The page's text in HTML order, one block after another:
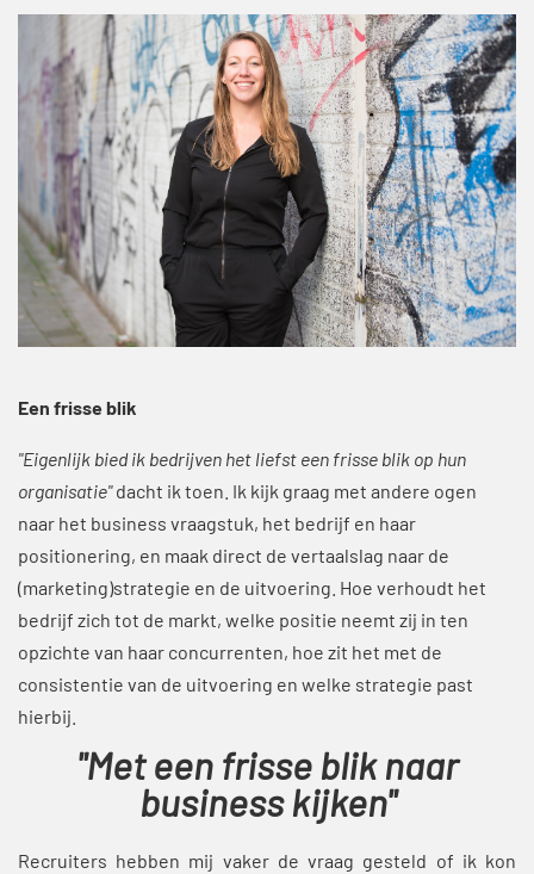
Een frisse blik
"Eigenlijk bied ik bedrijven het liefst een frisse blik op hun
organisatie"dacht ik toen. Ik kijk graag met andere ogen
naar het business vraagstuk, het bedrijf en haar
positionering, en maak direct de vertaalslag naar de
(marketing)strategie en de uitvoering. Hoe verhoudt het
bedrijf zich tot de markt, welke positie neemt zij in ten
opzichte van haar concurrenten, hoe zit het met de
consistentie van de uitvoering en welke strategie past
hierbij.
"Met een frisse blik naar
business kijken"
Recruiters hebben mij vaker de vraag gesteld of ik kon